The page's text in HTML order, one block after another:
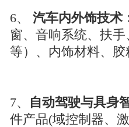
6、 汽车内外饰技术
窗、音响系统、扶
等）、内饰材料、
7、
自动驾驶与具身
件产品(域控制器、